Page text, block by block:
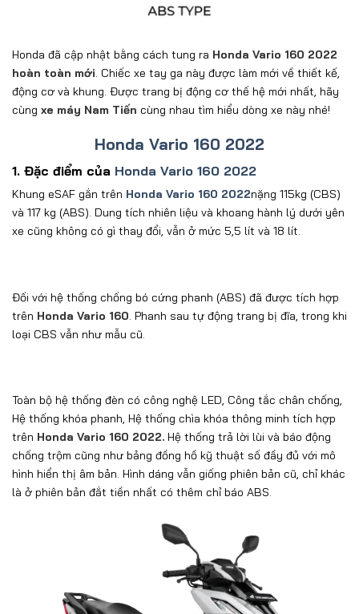
Honda đã cập nhật bằng cách tung ra Honda Vario 160 2022
hoàn toàn mới. Chiếc xe tay ga này được làm mới về thiết kế,
động cơ và khung. Được trang bị động cơ thế hệ mới nhất, hãy
cùng xe máy Nam Tiến cùng nhau tìm hiểu dòng xe này nhé!
Honda Vario 160 2022
1. Đặc điểm của Honda Vario 160 2022
Khung eSAF gắn trên Honda Vario 160 2022nặng 115kg (CBS)
và 117 kg (ABS). Dung tích nhiên liệu và khoang hành lý dưới yên
xe cũng không có gì thay đổi, vẫn ở mức 5,5 lít và 18 lít.
Đối với hệ thống chống bó cứng phanh (ABS) đã được tích hợp
trên Honda Vario 160. Phanh sau tự động trang bị đĩa, trong khi
loại CBS vẫn như mẫu cũ.
Toàn bộ hệ thống đèn có công nghệ LED, Công tắc chân chống,
Hệ thống khóa phanh, Hệ thống chìa khóa thông minh tích hợp
trên Honda Vario 160 2022. Hệ thống trả lời lùi và báo động
chống trộm cũng như bảng đồng hồ kỹ thuật số đầy đủ với mô
hình hiển thị âm bản. Hình dáng vẫn giống phiên bản cũ, chỉ khác
là ở phiên bản đắt tiền nhất có thêm chỉ báo ABS.